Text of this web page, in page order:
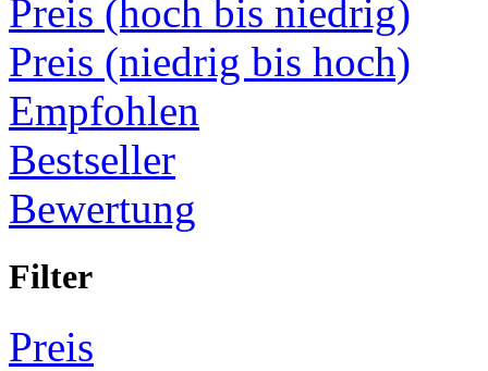
Preis (hoch bis niedrig)
Preis (niedrig bis hoch)
Empfohlen
Bestseller
Bewertung
Filter
Preis